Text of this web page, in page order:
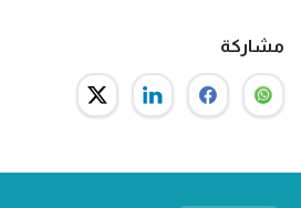
مشاركة